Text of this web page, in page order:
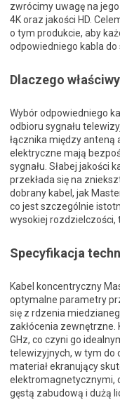
zwrócimy uwagę na
4K oraz jakości HD.
o tym produkcie, aby
odpowiedniego kabla
Dlaczego
Wybór odpowiedniego
odbioru sygnału
łącznika między anteną
elektryczne mają
sygnału. Słabej jakości
przekłada się na
dobrany kabel, jak
co jest szczególnie
wysokiej rozdzielczości,
Specyfikacja
Kabel koncentryczny
optymalne parametry
się z rdzenia
zakłócenia zewnętrzne.
GHz, co czyni go
telewizyjnych, w tym do
materiał ekranujący
elektromagnetycznymi,
gęstą zabudową i dużą